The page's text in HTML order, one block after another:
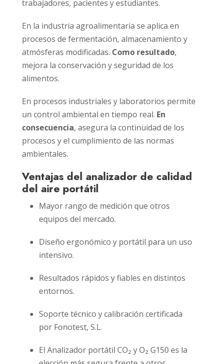
trabajadores, pacientes y estudiantes.
En la industria agroalimentaria se aplica en
procesos de fermentación, almacenamiento y
atmósferas modificadas. Como resultado,
mejora la conservación y seguridad de los
alimentos.
En procesos industriales y laboratorios permite
un control ambiental en tiempo real. En
consecuencia, asegura la continuidad de los
procesos y el cumplimiento de las normas
ambientales.
Ventajas del analizador de calidad
del aire portátil
Mayor rango de medición que otros
equipos del mercado.
Diseño ergonómico y portátil para un uso
intensivo.
Resultados rápidos y fiables en distintos
entornos.
Soporte técnico y calibración certificada
por Fonotest, S.L.
El Analizador portátil CO₂ y O₂ G150 es la